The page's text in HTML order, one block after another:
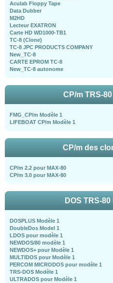
Aculab Floppy Tape
Data Dubber
M2HD
Lecteur EXATRON
Carte HD WD1000-TB1
TC-8 (Clone)
TC-8 JPC PRODUCTS COMPANY
New_TC-8
CARTE EPROM TC-8
New_TC-8 autonome
CP/m TRS-80
FMG_CP/m Modèle 1
LIFEBOAT CP/m Modèle 1
CP/m des
CP/m 2.2 pour MAX-80
CP/m 3.0 pour MAX-80
DOS TRS-80
DOSPLUS Modèle 1
DoubleDos Model 1
LDOS pour modèle 1
NEWDOS/80 modèle 1
NEWDOS+ pour Modèle 1
MULTIDOS pour Modèle 1
PERCOM MICRODOS pour modèle 1
TRS-DOS Modèle 1
ULTRADOS pour Modèle 1